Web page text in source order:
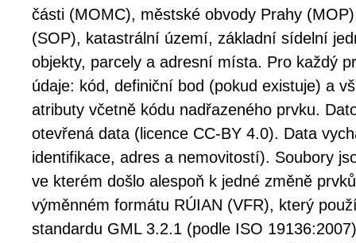
části (MOMC), městské obvody Prahy
(SOP), katastrální území, základní sídelní
objekty, parcely a adresní místa. Pro každý
údaje: kód, definiční bod (pokud existuje) a
atributy včetně kódu nadřazeného prvku.
otevřená data (licence CC-BY 4.0). Data
identifikace, adres a nemovitostí). Soubory
ve kterém došlo alespoň k jedné změně
výměnném formátu RÚIAN (VFR), který
standardu GML 3.2.1 (podle ISO